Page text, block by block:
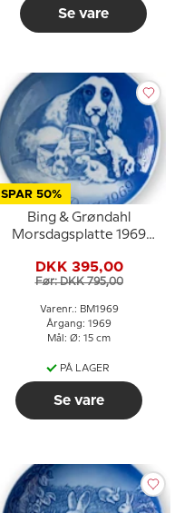
Se vare
SPAR 50%
Bing & Grøndahl
Morsdagsplatte 1969
hvalpe
DKK 395,00
Før: DKK 795,00
Varenr.: BM1969
Årgang: 1969
Mål: Ø: 15 cm
PÅ LAGER
Se vare